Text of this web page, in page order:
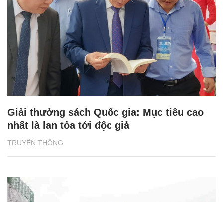
TRUYỀN THÔNG
Giải thưởng sách Quốc gia: Mục tiêu cao
nhất là lan tỏa tới độc giả